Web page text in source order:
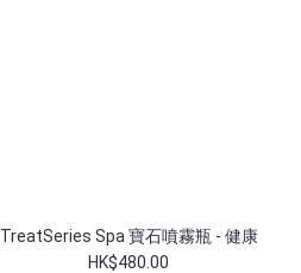
TreatSeries Spa 寶石噴霧瓶 - 健康
HK$480.00